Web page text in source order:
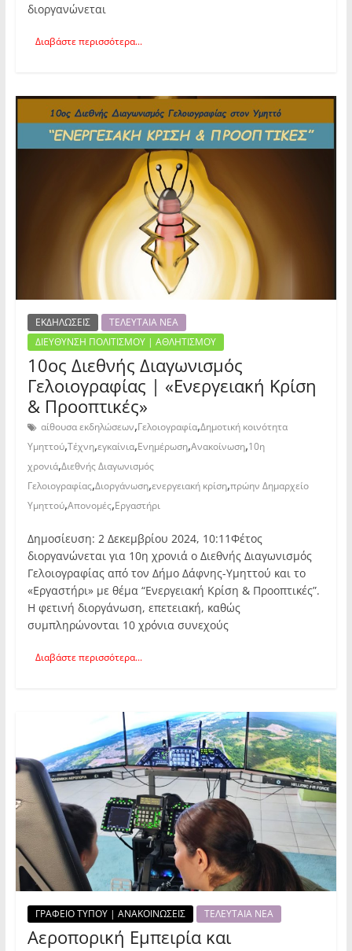
διοργανώνεται
Διαβάστε περισσότερα...
ΕΚΔΗΛΩΣΕΙΣ
ΤΕΛΕΥΤΑΙΑ ΝΕΑ
ΔΙΕΥΘΥΝΣΗ ΠΟΛΙΤΙΣΜΟΥ | ΑΘΛΗΤΙΣΜΟΥ
10ος Διεθνής Διαγωνισμός
Γελοιογραφίας | «Ενεργειακή Κρίση
& Προοπτικές»
αίθουσα εκδηλώσεων,Γελοιογραφία,Δημοτική κοινότητα
Υμηττού,Τέχνη,εγκαίνια,Ενημέρωση,Ανακοίνωση,10η
χρονιά,Διεθνής Διαγωνισμός
Γελοιογραφίας,Διοργάνωση,ενεργειακή κρίση,πρώην Δημαρχείο
Υμηττού,Απονομές,Εργαστήρι
Δημοσίευση: 2 Δεκεμβρίου 2024, 10:11Φέτος
διοργανώνεται για 10η χρονιά ο Διεθνής Διαγωνισμός
Γελοιογραφίας από τον Δήμο Δάφνης-Υμηττού και το
«Εργαστήρι» με θέμα “Ενεργειακή Κρίση & Προοπτικές”.
Η φετινή διοργάνωση, επετειακή, καθώς
συμπληρώνονται 10 χρόνια συνεχούς
Διαβάστε περισσότερα...
ΓΡΑΦΕΙΟ ΤΥΠΟΥ | ΑΝΑΚΟΙΝΩΣΕΙΣ ΤΕΛΕΥΤΑΙΑ ΝΕΑ
Αεροπορική Εμπειρία και